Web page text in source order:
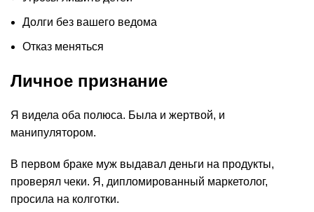
Долги без вашего ведома
Отказ меняться
Личное признание
Я видела оба полюса. Была и жертвой, и
манипулятором.
В первом браке муж выдавал деньги на продукты,
проверял чеки. Я, дипломированный маркетолог,
просила на колготки.